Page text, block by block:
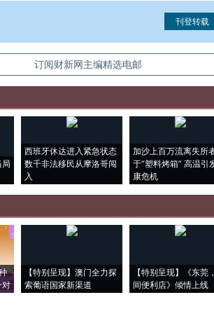
认即可刊登转载。
订阅财新网主编精选电邮
西班牙休达进入紧急状态
数千非法移民从摩洛哥闯
入
加沙上百万流离失所
于“塑料烤箱” 高温引
康危机
对
【特别呈现】澳门全力探
索葡语国家新渠道
【特别呈现】《东莞
间便利店》倾情上线